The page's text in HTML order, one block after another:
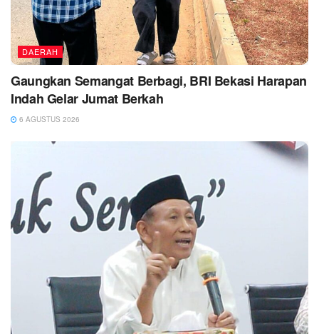
DAERAH
Gaungkan Semangat Berbagi, BRI Bekasi Harapan
Indah Gelar Jumat Berkah
6 AGUSTUS 2026